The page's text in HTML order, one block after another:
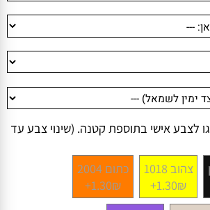
צהוב 1018
1.30₪+
כתום 2004
1.30₪+